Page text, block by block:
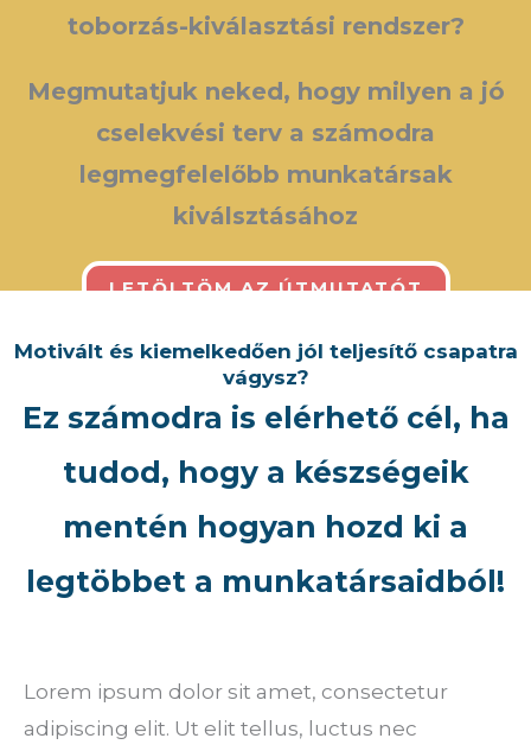
toborzás-kiválasztási rendszer?
Megmutatjuk neked, hogy milyen a jó
cselekvési terv a számodra
legmegfelelőbb munkatársak
kiválsztásához
LETÖLTÖM AZ ÚTMUTATÓT
Motivált és kiemelkedően jól teljesítő csapatra
vágysz?
Ez számodra is elérhető cél, ha
tudod, hogy a készségeik
mentén hogyan hozd ki a
legtöbbet a munkatársaidból!
Lorem ipsum dolor sit amet, consectetur
adipiscing elit. Ut elit tellus, luctus nec